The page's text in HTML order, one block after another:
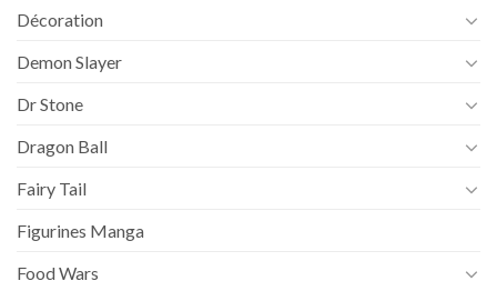
Décoration
Demon Slayer
Dr Stone
Dragon Ball
Fairy Tail
Figurines Manga
Food Wars